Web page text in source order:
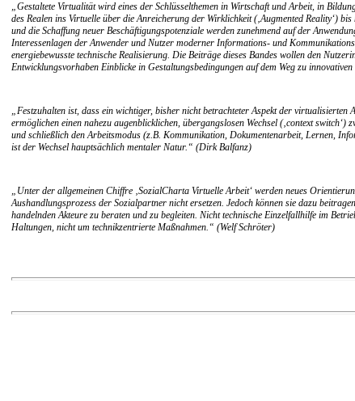
„Gestaltete Virtualität wird eines der Schlüsselthemen in Wirtschaft und Arbeit, in
des Realen ins Virtuelle über die Anreicherung der Wirklichkeit (‚Augmented Reality‘)
und die Schaffung neuer Beschäftigungspotenziale werden zunehmend auf der
Interessenlagen der Anwender und Nutzer moderner Informations- und
energiebewusste technische Realisierung. Die Beiträge dieses Bandes wollen den
Entwicklungsvorhaben Einblicke in Gestaltungsbedingungen auf dem Weg zu
„Festzuhalten ist, dass ein wichtiger, bisher nicht betrachteter Aspekt der
ermöglichen einen nahezu augenblicklichen, übergangslosen Wechsel (‚context
und schließlich den Arbeitsmodus (z.B. Kommunikation, Dokumentenarbeit, Lernen,
ist der Wechsel hauptsächlich mentaler Natur.“ (Dirk Balfanz)
„Unter der allgemeinen Chiffre ‚SozialCharta Virtuelle Arbeit‘ werden neues
Aushandlungsprozess der Sozialpartner nicht ersetzen. Jedoch können sie dazu
handelnden Akteure zu beraten und zu begleiten. Nicht technische Einzelfallhilfe im
Haltungen, nicht um technikzentrierte Maßnahmen.“ (Welf Schröter)